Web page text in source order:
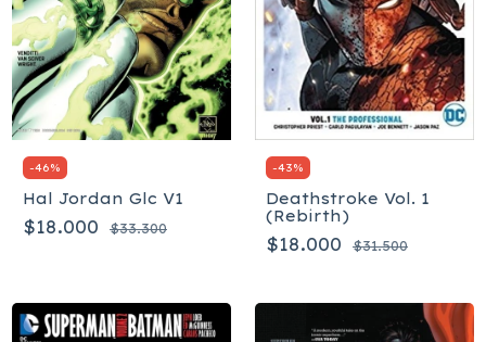
-46%
Hal Jordan Glc V1
$18.000 $33.300
-43%
Deathstroke Vol. 1
(Rebirth)
$18.000 $31.500